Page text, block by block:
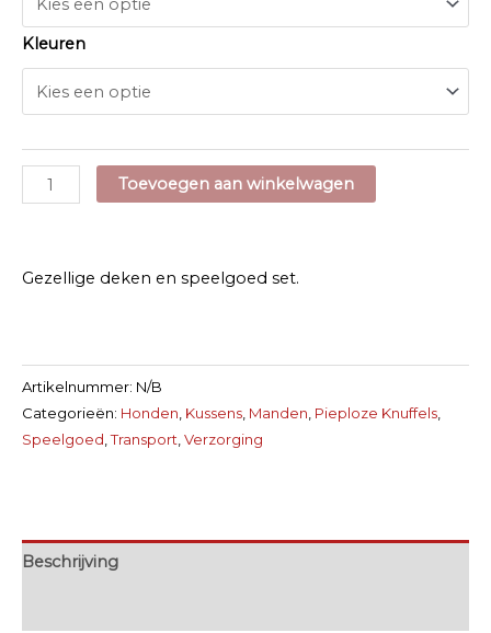
Kleuren
Cadeauset
Hond
Toevoegen aan winkelwagen
Gezellige deken en speelgoed set.
Artikelnummer: N/B
Categorieën: Honden Kussens Manden Pieploze Knuffels
Speelgoed ,Transport Verzorging
Beschrijving